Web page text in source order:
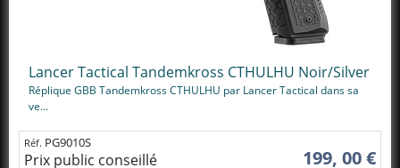
Lancer Tactical Tandemkross CTHULHU Noir/Silver
Réplique GBB Tandemkross CTHULHU par Lancer Tactical dans sa
ve...
Réf. PG9010S
Prix public conseillé 199, 00 €